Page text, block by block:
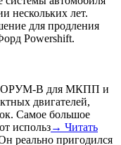
нескольких лет.
для продления
Powershift.
ФОРУМ-В для МКПП и
двигателей,
Самое большое
использ→ Читать
реально пригодился